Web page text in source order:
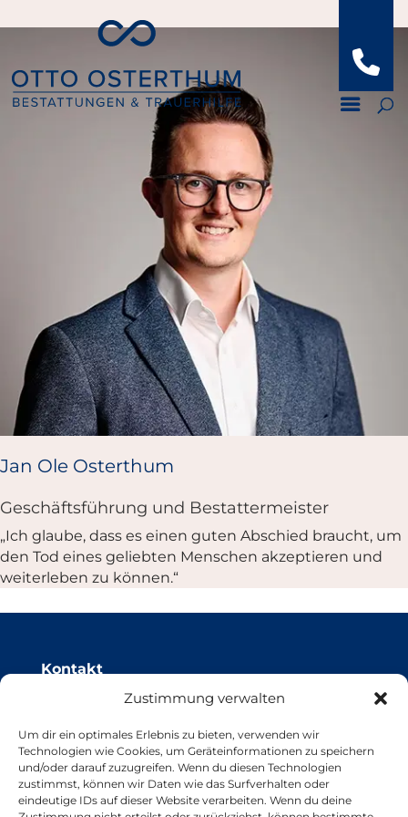
Zustimmung verwalten
Um dir ein optimales Erlebnis zu bieten, verwenden wir
Technologien wie Cookies, um Geräteinformationen zu speichern
und/oder darauf zuzugreifen. Wenn du diesen Technologien
zustimmst, können wir Daten wie das Surfverhalten oder
eindeutige IDs auf dieser Website verarbeiten. Wenn du deine
Jan Ole Osterthum
Geschäftsführung und Bestattermeister
„Ich glaube, dass es einen guten Abschied braucht, um
den Tod eines geliebten Menschen akzeptieren und
weiterleben zu können.“
Kontakt
An den Voßbergen 73
26133 Oldenburg
T 0441 41058/41059
F 0441 41050